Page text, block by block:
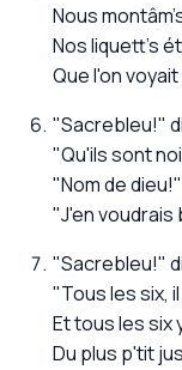
Nous
Nos liquett's
Que l'on
"Sacrebleu!"
"Qu'ils sont
"Nom de
"J'en voudrais
"Sacrebleu!"
"Tous les six,
Et tous les six
Du plus p'tit